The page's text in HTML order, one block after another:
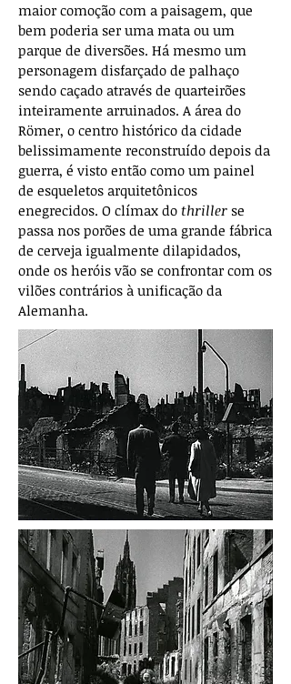
maior comoção com a paisagem, que
bem poderia ser uma mata ou um
parque de diversões. Há mesmo um
personagem disfarçado de palhaço
sendo caçado através de quarteirões
inteiramente arruinados. A área do
Römer, o centro histórico da cidade
belissimamente reconstruído depois da
guerra, é visto então como um painel
de esqueletos arquitetônicos
enegrecidos. O clímax do thriller se
passa nos porões de uma grande fábrica
de cerveja igualmente dilapidados,
onde os heróis vão se confrontar com os
vilões contrários à unificação da
Alemanha.